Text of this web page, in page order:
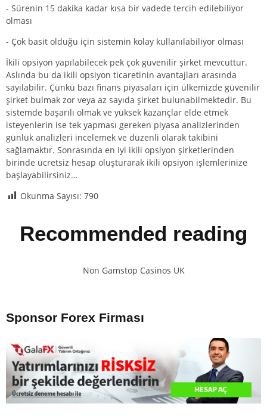
- Sürenin 15 dakika kadar kısa bir vadede tercih edilebiliyor
olması
- Çok basit olduğu için sistemin kolay kullanılabiliyor olması
İkili opsiyon yapılabilecek pek çok güvenilir şirket mevcuttur.
Aslında bu da ikili opsiyon ticaretinin avantajları arasında
sayılabilir. Çünkü bazı finans piyasaları için ülkemizde güvenilir
şirket bulmak zor veya az sayıda şirket bulunabilmektedir. Bu
sistemde başarılı olmak ve yüksek kazançlar elde etmek
isteyenlerin ise tek yapması gereken piyasa analizlerinden
günlük analizleri incelemek ve düzenli olarak takibini
sağlamaktır. Sonrasında en iyi ikili opsiyon şirketlerinden
birinde ücretsiz hesap oluşturarak ikili opsiyon işlemlerinize
başlayabilirsiniz…
Okunma Sayısı: 790
Recommended reading
Non Gamstop Casinos UK
Sponsor Forex Firması